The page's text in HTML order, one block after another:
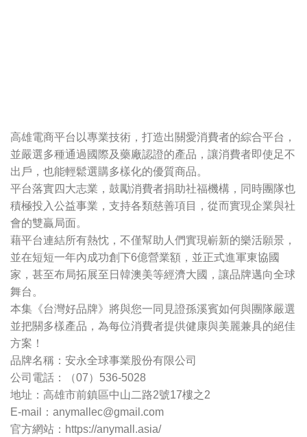
高雄電商平台以專業技術，打造出關愛消費者的綜合平台，
並嚴選多種通過國際及藥廠認證的產品，讓消費者即使足不
出戶，也能輕鬆選購多樣化的優質商品。
平台落實四大志業，鼓勵消費者捐助社福機構，同時團隊也
積極投入公益事業，支持各類慈善項目，從而實現企業與社
會的雙贏局面。
藉平台連結所有熱忱，不僅幫助人們實現嶄新的樂活願景，
並在短短一年內成功創下6億營業額，並正式進軍東協國
家，甚至布局拓展至日韓澳美等經濟大國，讓品牌邁向全球
舞台。
本集《台灣好品牌》將與您一同見證孫溪賓如何與團隊嚴選
並把關多樣產品，為每位消費者提供健康與美麗兼具的絕佳
方案！
品牌名稱：安永全球事業股份有限公司
公司電話：（07）536-5028
地址：高雄市前鎮區中山二路2號17樓之2
E-mail： anymallec@gmail.com
官方網站：https://anymall.asia/